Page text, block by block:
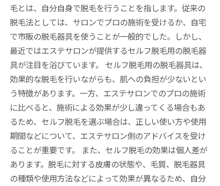
毛とは、自分自身で脱毛を行うことを指します。従来の
脱毛法としては、サロンでプロの施術を受けるか、自宅
で市販の脱毛器具を使うことが一般的でした。しかし、
最近ではエステサロンが提供するセルフ脱毛用の脱毛器
具が注目を浴びています。 セルフ脱毛用の脱毛器具は、
効果的な脱毛を行いながらも、肌への負担が少ないとい
う特徴があります。一方、エステサロンでのプロの施術
に比べると、施術による効果が少し違ってくる場合もあ
るため、セルフ脱毛を選ぶ場合は、正しい使い方や使用
期間などについて、エステサロン側のアドバイスを受け
ることが重要です。 また、セルフ脱毛の効果は個人差が
あります。脱毛に対する皮膚の状態や、毛質、脱毛器具
の種類や使用方法などによって効果が異なるため、自分